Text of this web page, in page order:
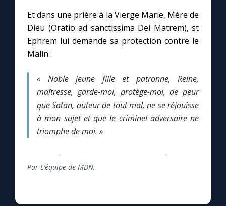
Contact
Faire un don
Marie de Nazareth
Et dans une prière à la Vierge Marie, Mère de
Dieu (Oratio ad sanctissima Dei Matrem), st
Ephrem lui demande sa protection contre le
Malin :
« Noble jeune fille et patronne, Reine,
maîtresse, garde-moi, protège-moi, de peur
que Satan, auteur de tout mal, ne se réjouisse
à mon sujet et que le criminel adversaire ne
triomphe de moi. »
Par L’équipe de MDN.